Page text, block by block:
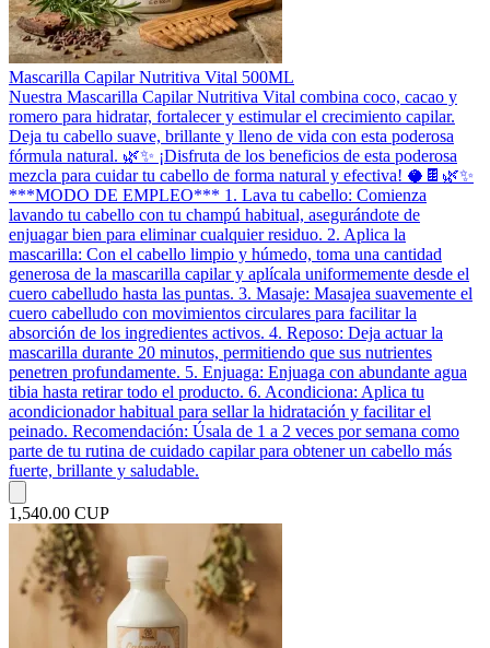
Mascarilla Capilar Nutritiva Vital 500ML
Nuestra Mascarilla Capilar Nutritiva Vital combina coco, cacao y
romero para hidratar, fortalecer y estimular el crecimiento capilar.
Deja tu cabello suave, brillante y lleno de vida con esta poderosa
fórmula natural. 🌿✨ ¡Disfruta de los beneficios de esta poderosa
mezcla para cuidar tu cabello de forma natural y efectiva! 🥥🍫🌿✨
***MODO DE EMPLEO*** 1. Lava tu cabello: Comienza
lavando tu cabello con tu champú habitual, asegurándote de
enjuagar bien para eliminar cualquier residuo. 2. Aplica la
mascarilla: Con el cabello limpio y húmedo, toma una cantidad
generosa de la mascarilla capilar y aplícala uniformemente desde el
cuero cabelludo hasta las puntas. 3. Masaje: Masajea suavemente el
cuero cabelludo con movimientos circulares para facilitar la
absorción de los ingredientes activos. 4. Reposo: Deja actuar la
mascarilla durante 20 minutos, permitiendo que sus nutrientes
penetren profundamente. 5. Enjuaga: Enjuaga con abundante agua
tibia hasta retirar todo el producto. 6. Acondiciona: Aplica tu
acondicionador habitual para sellar la hidratación y facilitar el
peinado. Recomendación: Úsala de 1 a 2 veces por semana como
parte de tu rutina de cuidado capilar para obtener un cabello más
fuerte, brillante y saludable.
1,540.00 CUP